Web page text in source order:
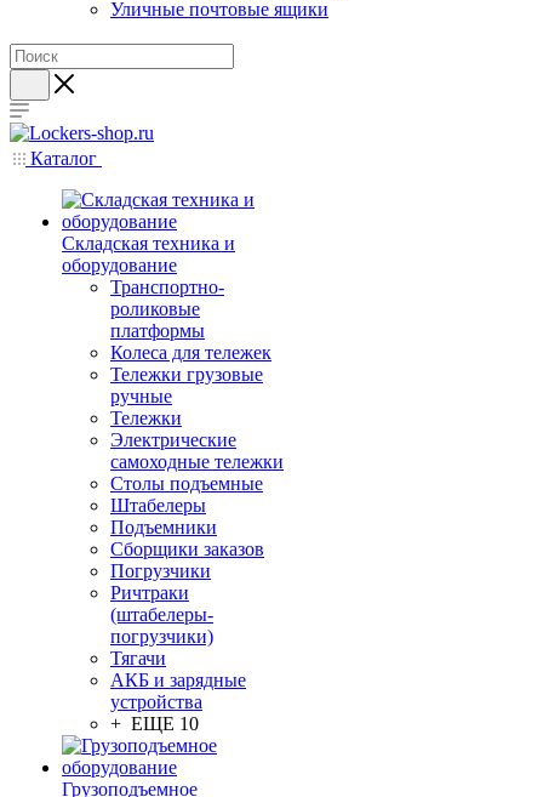
Уличные почтовые ящики
Каталог
Складская техника и
оборудование
Транспортно-
роликовые
платформы
Колеса для тележек
Тележки грузовые
ручные
Тележки
Электрические
самоходные тележки
Столы подъемные
Штабелеры
Подъемники
Сборщики заказов
Погрузчики
Ричтраки
(штабелеры-
погрузчики)
Тягачи
АКБ и зарядные
устройства
+ ЕЩЕ 10
Грузоподъемное